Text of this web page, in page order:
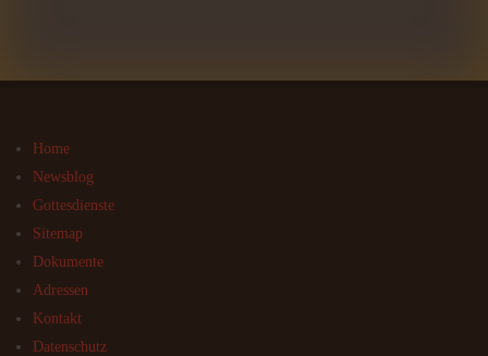
Home
Newsblog
Gottesdienste
Sitemap
Dokumente
Adressen
Kontakt
Datenschutz